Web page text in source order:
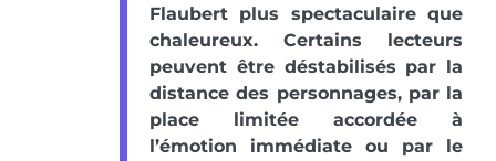
Flaubert plus spectaculaire que
chaleureux. Certains lecteurs
peuvent être déstabilisés par la
distance des personnages, par la
place limitée accordée à
l’émotion immédiate ou par le